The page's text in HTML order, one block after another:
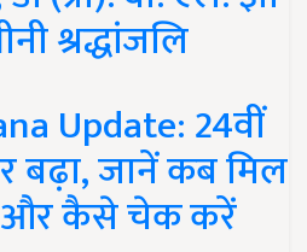
श्रद्धांजलि
Update: 24वीं
बढ़ा, जानें कब मिल
और कैसे चेक करें